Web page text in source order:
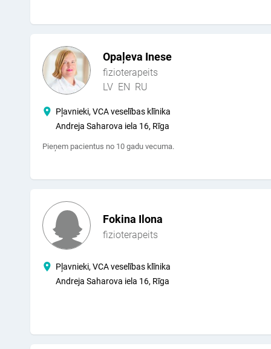
Opaļeva Inese
fizioterapeits
LV EN RU
Pļavnieki, VCA veselības klīnika
Andreja Saharova iela 16, Rīga
Pieņem pacientus no 10 gadu vecuma.
Fokina Ilona
fizioterapeits
Pļavnieki, VCA veselības klīnika
Andreja Saharova iela 16, Rīga